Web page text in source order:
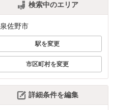
検索中のエリア
泉佐野市
駅を変更
市区町村を変更
詳細条件を編集